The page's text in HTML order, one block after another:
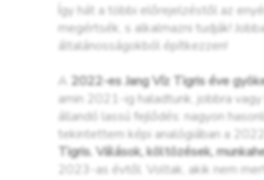
Így hát a többi előrejelzéstől az
megértsék, s alkalmazni tudják!
általánosságokból építkezzen!
A 2022-es Jang Víz Tigris éve
amin 2021-ig haladtunk, jobbra
állandó lassú fejlődés: nagyon
tekintettem képi analógiában a
Tigris. Válások, költözések,
2023-as évtől. Voltak, akik nem